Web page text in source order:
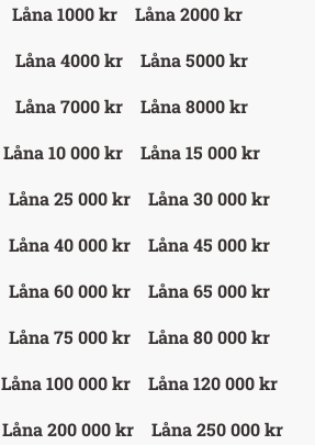
Låna 1000 kr
Låna 2000 kr
Låna 4000 kr
Låna 5000 kr
Låna 7000 kr
Låna 8000 kr
Låna 10 000 kr
Låna 15 000 kr
Låna 25 000 kr
Låna 30 000 kr
Låna 40 000 kr
Låna 45 000 kr
Låna 60 000 kr
Låna 65 000 kr
Låna 75 000 kr
Låna 80 000 kr
Låna 100 000 kr
Låna 120 000 kr
Låna 200 000 kr
Låna 250 000 kr